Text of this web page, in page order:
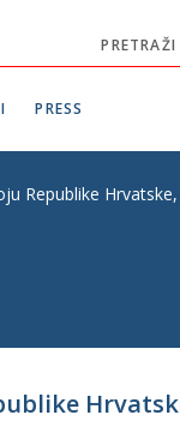
PRETRAŽI
PRESS
Republike